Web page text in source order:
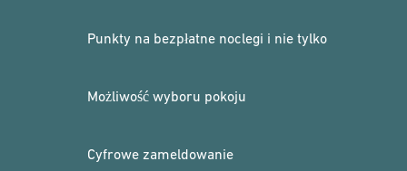
Punkty na bezpłatne noclegi i nie tylko
Możliwość wyboru pokoju
Cyfrowe zameldowanie